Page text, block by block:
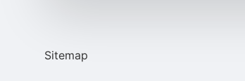
Sitemap